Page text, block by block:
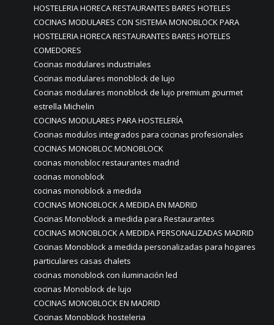
HOSTELERIA HORECA RESTAURANTES BARES HOTELES
COCINAS MODULARES CON SISTEMA MONOBLOCK PARA
HOSTELERIA HORECA RESTAURANTES BARES HOTELES
COMEDORES
Cocinas modulares industriales
Cocinas modulares monoblock de lujo
Cocinas modulares monoblock de lujo premium gourmet
estrella Michelin
COCINAS MODULARES PARA HOSTELERÍA
Cocinas modulos integrados para cocinas profesionales
COCINAS MONOBLOC MONOBLOCK
cocinas monobloc restaurantes madrid
cocinas monoblock
cocinas monoblock a medida
COCINAS MONOBLOCK A MEDIDA EN MADRID
Cocinas Monoblock a medida para Restaurantes
COCINAS MONOBLOCK A MEDIDA PERSONALIZADAS MADRID
Cocinas Monoblock a medida personalizadas para hogares
particulares casas chalets
cocinas monoblock con iluminación led
cocinas Monoblock de lujo
COCINAS MONOBLOCK EN MADRID
Cocinas Monoblock hosteleria